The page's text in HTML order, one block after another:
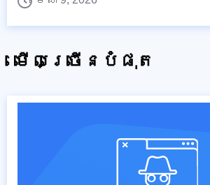
មើលច្រើនបំផុត